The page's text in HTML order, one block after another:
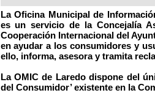
La Oficina Municipal de
es un servicio de laConcejalía
Cooperación Internacionaldel
en ayudar a los consumidores y
ello, informa, asesora y tramita
La OMIC de Laredo dispone del
del Consumidor’ existente en la